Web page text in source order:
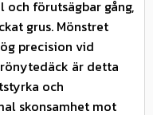
och förutsägbar gång,
grus. Mönstret
precision vid
är detta
och
skonsamhet mot